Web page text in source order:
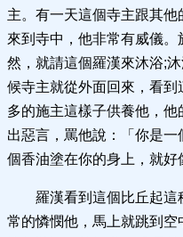
主。有一天這個寺主跟其
來到寺中，他非常有威儀
然，就請這個羅漢來沐浴;
候寺主就從外面回來，看
多的施主這樣子供養他，
出惡言，罵他說：「你是
個香油塗在你的身上，就好
羅漢看到這個比丘起
常的憐憫他，馬上就跳到